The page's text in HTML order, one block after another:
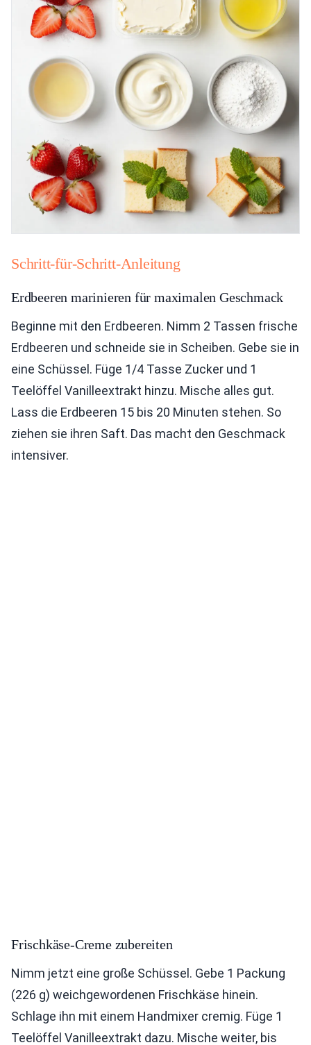
Schritt-für-Schritt-Anleitung
Erdbeeren marinieren für maximalen Geschmack
Beginne mit den Erdbeeren. Nimm 2 Tassen frische
Erdbeeren und schneide sie in Scheiben. Gebe sie in
eine Schüssel. Füge 1/4 Tasse Zucker und 1
Teelöffel Vanilleextrakt hinzu. Mische alles gut.
Lass die Erdbeeren 15 bis 20 Minuten stehen. So
ziehen sie ihren Saft. Das macht den Geschmack
intensiver.
Frischkäse-Creme zubereiten
Nimm jetzt eine große Schüssel. Gebe 1 Packung
(226 g) weichgewordenen Frischkäse hinein.
Schlage ihn mit einem Handmixer cremig. Füge 1
Teelöffel Vanilleextrakt dazu. Mische weiter, bis